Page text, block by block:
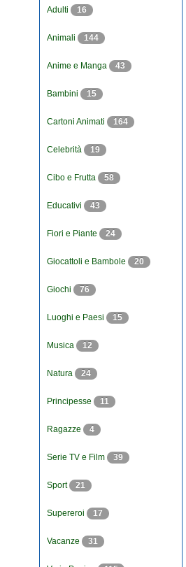
Adulti 16
Animali 144
Anime e Manga 43
Bambini 15
Cartoni Animati 164
Celebrità 19
Cibo e Frutta 58
Educativi 43
Fiori e Piante 24
Giocattoli e Bambole 20
Giochi 76
Luoghi e Paesi 15
Musica 12
Natura 24
Principesse 11
Ragazze 4
Serie TV e Film 39
Sport 21
Supereroi 17
Vacanze 31